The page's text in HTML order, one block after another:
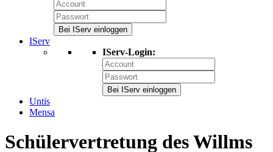
Bei IServ einloggen
IServ
IServ-Login:
Bei IServ einloggen
Untis
Mensa
Schülervertretung des Willms